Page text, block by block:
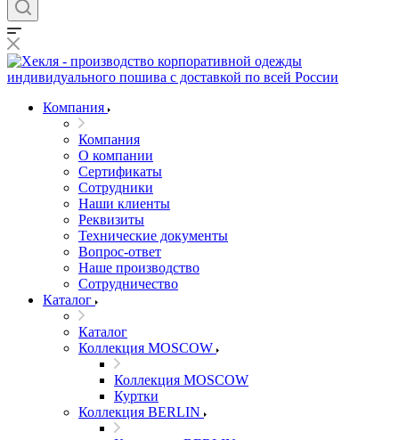
Компания
Компания
О компании
Сертификаты
Сотрудники
Наши клиенты
Реквизиты
Технические документы
Вопрос-ответ
Наше производство
Сотрудничество
Каталог
Каталог
Коллекция MOSCOW
Коллекция MOSCOW
Куртки
Коллекция BERLIN